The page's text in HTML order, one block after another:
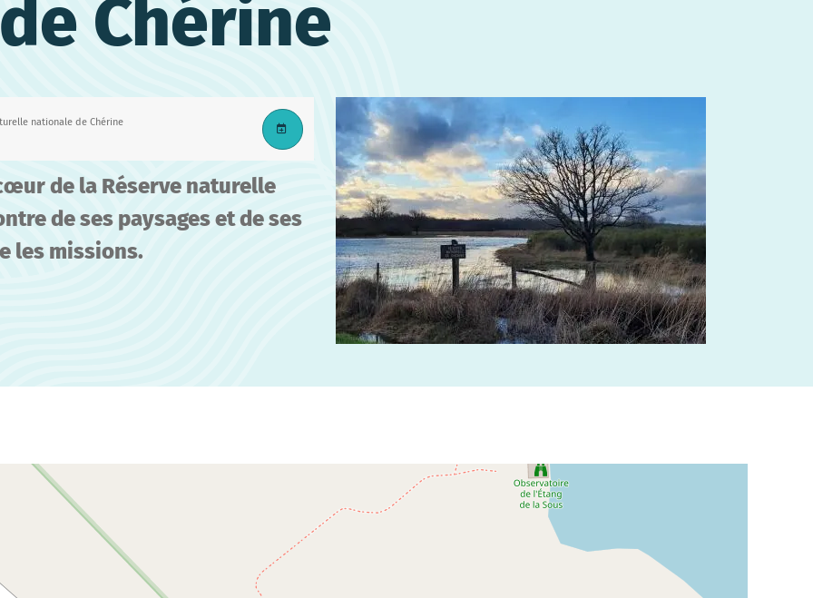
Chérine
nationale de Chérine
de la Réserve naturelle
de ses paysages et de ses
les missions.